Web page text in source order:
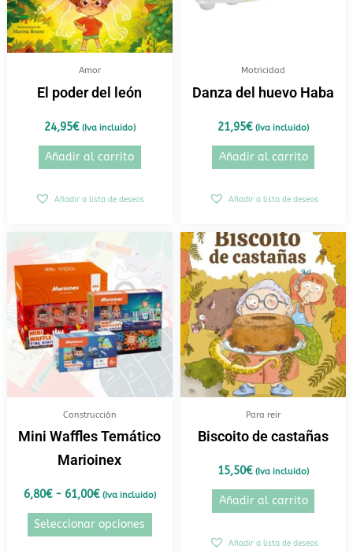
Amor
El poder del león
24,95€ (Iva incluido)
Añadir al carrito
Añadir a lista de deseos
Motricidad
Danza del huevo Haba
21,95€ (Iva incluido)
Añadir al carrito
Añadir a lista de deseos
Construcción
Mini Waffles Temático
Marioinex
6,80€ - 61,00€
de
precios:
desde
6,80€
hasta
61,00€
(Iva incluido)
Seleccionar opciones
producto
múltiples
variantes.
Las
opciones
pueden
Para reir
Biscoito de castañas
15,50€ (Iva incluido)
Añadir al carrito
Añadir a lista de deseos